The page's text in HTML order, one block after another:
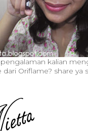
kalian
dari Oriflame? share ya